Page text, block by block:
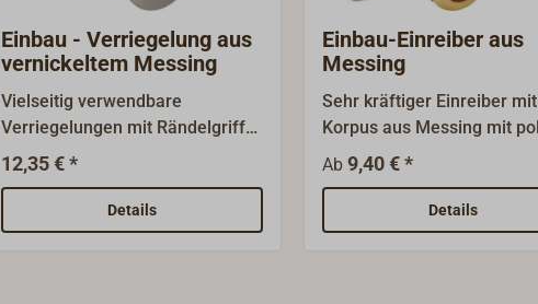
Einbau - Verriegelung aus
vernickeltem Messing
Vielseitig verwendbare
Verriegelungen mit Rändelgriff
(D = 22 mm) für Schapps,
Steckschotten, Schranktüren
oder Briefkästen.Korpus aus
vernickeltem Messing,
12,35 € *
Details
Einbau-Einreiber aus
Messing
Sehr kräftiger Einreiber mit
Korpus aus Messing mit
oder verchromter
und einer Schließnase aus
Edelstahl (Nasenlänge 45
mm).Vorgesehen zur
Ab 9,40 € *
Details